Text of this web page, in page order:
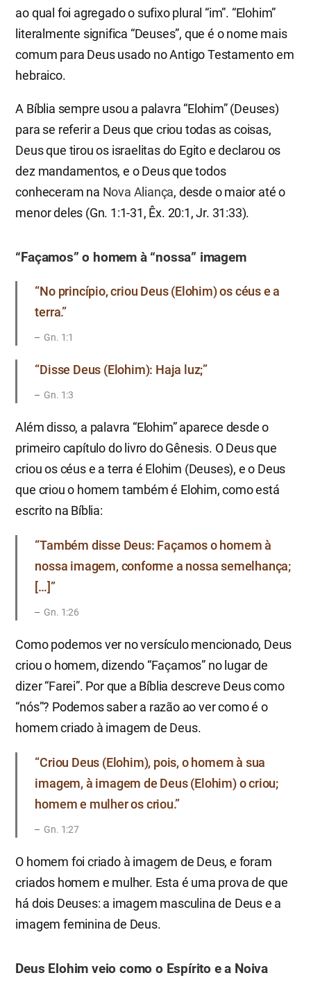
ao qual foi agregado o sufixo plural “im”. “Elohim”
literalmente significa “Deuses”, que é o nome mais
comum para Deus usado no Antigo Testamento em
hebraico.
A Bíblia sempre usou a palavra “Elohim” (Deuses)
para se referir a Deus que criou todas as coisas,
Deus que tirou os israelitas do Egito e declarou os
dez mandamentos, e o Deus que todos
conheceram na Nova Aliança, desde o maior até o
menor deles (Gn. 1:1-31, Êx. 20:1, Jr. 31:33).
“Façamos” o homem à “nossa” imagem
“No princípio, criou Deus (Elohim) os céus e a
terra.”
Gn. 1:1
“Disse Deus (Elohim): Haja luz;”
Gn. 1:3
Além disso, a palavra “Elohim” aparece desde o
primeiro capítulo do livro do Gênesis. O Deus que
criou os céus e a terra é Elohim (Deuses), e o Deus
que criou o homem também é Elohim, como está
escrito na Bíblia:
“Também disse Deus: Façamos o homem à
nossa imagem, conforme a nossa semelhança;
[…]”
Gn. 1:26
Como podemos ver no versículo mencionado, Deus
criou o homem, dizendo “Façamos” no lugar de
dizer “Farei”. Por que a Bíblia descreve Deus como
“nós”? Podemos saber a razão ao ver como é o
homem criado à imagem de Deus.
“Criou Deus (Elohim), pois, o homem à sua
imagem, à imagem de Deus (Elohim) o criou;
homem e mulher os criou.”
Gn. 1:27
O homem foi criado à imagem de Deus, e foram
criados homem e mulher. Esta é uma prova de que
há dois Deuses: a imagem masculina de Deus e a
imagem feminina de Deus.
Deus Elohim veio como o Espírito e a Noiva